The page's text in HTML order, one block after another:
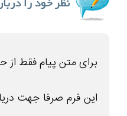
برای متن پیام فقط از
این فرم صرفا جهت